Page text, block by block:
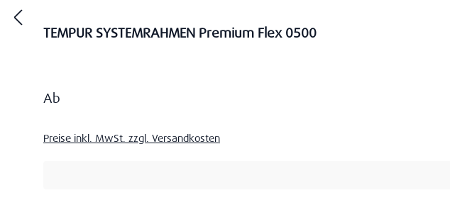
TEMPUR SYSTEMRAHMEN Premium Flex 0500
Regulärer Preis:
Ab
Preise inkl. MwSt. zzgl. Versandkosten